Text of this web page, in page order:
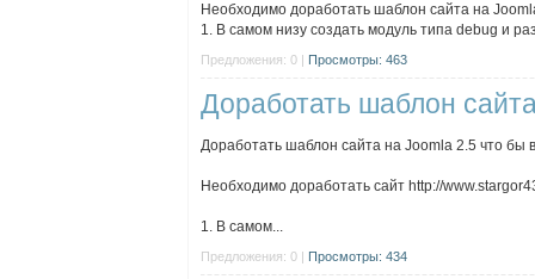
Необходимо доработать шаблон сайта на
1. В самом низу создать модуль типа debug и
Предложения: 0 | Просмотры: 463
Доработать шаблон
Доработать шаблон сайта на Joomla 2.5 что бы
Необходимо доработать сайт http://
1. В самом...
Предложения: 0 | Просмотры: 434